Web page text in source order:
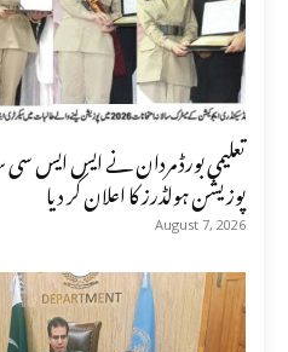
پوزیشن ہولڈرز کا اعلان کر دیا
August 7, 2026